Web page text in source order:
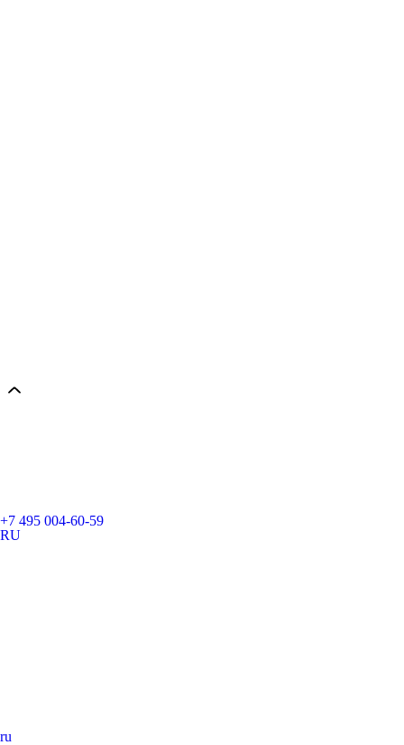
+7 495 004-60-59
RU
ru